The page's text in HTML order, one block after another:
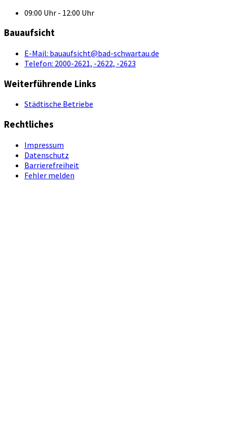
09:00 Uhr - 12:00 Uhr
Bauaufsicht
E-Mail: bauaufsicht@bad-schwartau.de
Telefon: 2000-2621, -2622, -2623
Weiterführende Links
Städtische Betriebe
Rechtliches
Impressum
Datenschutz
Barrierefreiheit
Fehler melden